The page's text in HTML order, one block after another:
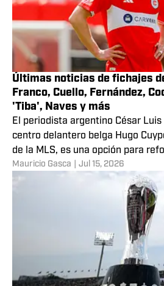
Últimas noticias de fichajes
Franco, Cuello, Fernández,
'Tiba', Naves y más
El periodista argentino César
centro delantero belga Hugo
de la MLS, es una opción para
Rayados de Monterrey.
Mauricio Gasca Jul 15, 2026